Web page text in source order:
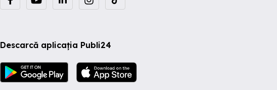
Descarcă aplicația Publi24